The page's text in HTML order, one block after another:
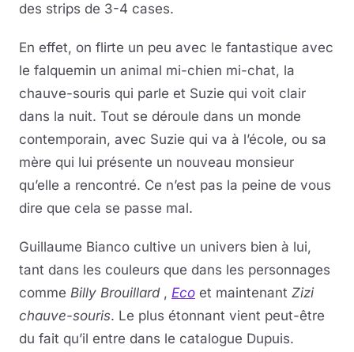
des strips de 3-4 cases.
En effet, on flirte un peu avec le fantastique avec
le falquemin un animal mi-chien mi-chat, la
chauve-souris qui parle et Suzie qui voit clair
dans la nuit. Tout se déroule dans un monde
contemporain, avec Suzie qui va à l’école, ou sa
mère qui lui présente un nouveau monsieur
qu’elle a rencontré. Ce n’est pas la peine de vous
dire que cela se passe mal.
Guillaume Bianco cultive un univers bien à lui,
tant dans les couleurs que dans les personnages
comme Billy Brouillard, Eco et maintenant Zizi
chauve-souris. Le plus étonnant vient peut-être
du fait qu’il entre dans le catalogue Dupuis.